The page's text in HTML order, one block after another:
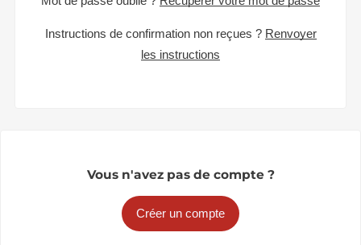
Instructions de confirmation non reçues ? Renvoyer
les instructions
Vous n'avez pas de compte ?
Créer un compte